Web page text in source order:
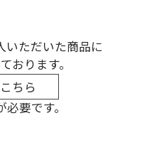
いただいた商品に
おります。
ちら
要です。